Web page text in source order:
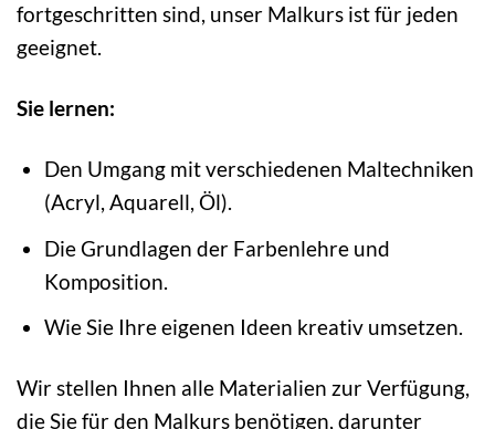
fortgeschritten sind, unser Malkurs ist für jeden
geeignet.
Sie lernen:
Den Umgang mit verschiedenen Maltechniken
(Acryl, Aquarell, Öl).
Die Grundlagen der Farbenlehre und
Komposition.
Wie Sie Ihre eigenen Ideen kreativ umsetzen.
Wir stellen Ihnen alle Materialien zur Verfügung,
die Sie für den Malkurs benötigen, darunter